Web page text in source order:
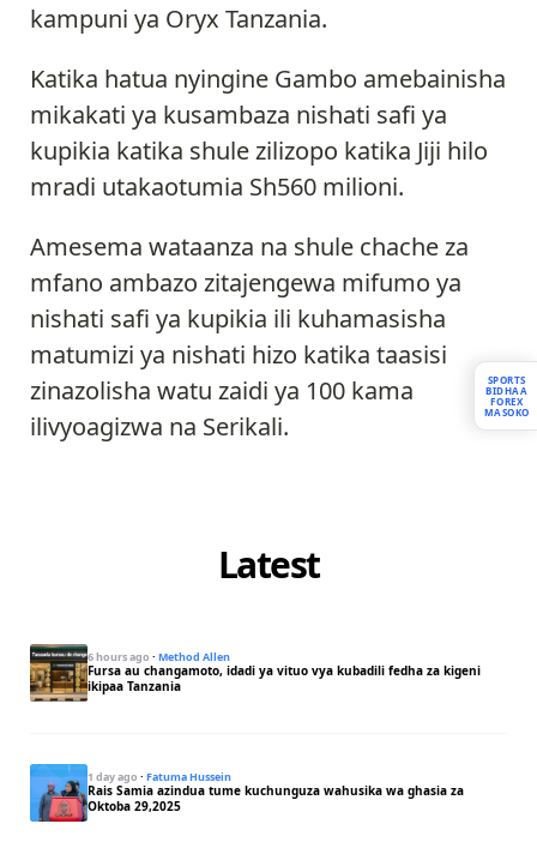
kampuni ya Oryx Tanzania.
Katika hatua nyingine Gambo amebainisha
mikakati ya kusambaza nishati safi ya
kupikia katika shule zilizopo katika Jiji hilo
mradi utakaotumia Sh560 milioni.
Amesema wataanza na shule chache za
mfano ambazo zitajengewa mifumo ya
nishati safi ya kupikia ili kuhamasisha
matumizi ya nishati hizo katika taasisi
zinazolisha watu zaidi ya 100 kama
ilivyoagizwa na Serikali.
Latest
6 hours ago · Method Allen
Fursa au changamoto, idadi ya vituo vya kubadili fedha za kigeni
ikipaa Tanzania
1 day ago · Fatuma Hussein
Rais Samia azindua tume kuchunguza wahusika wa ghasia za
Oktoba 29,2025
SPORTS
BIDHAA
FOREX
MASOKO